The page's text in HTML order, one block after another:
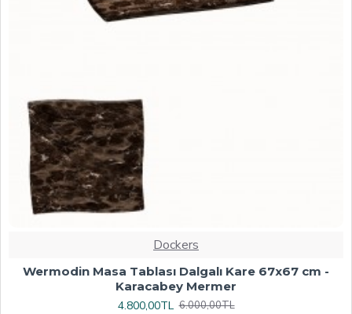
Dockers
Werzalit, Allzalit veya Wermodin Masa Tablası
70X120 - Afyon Mermer
6.080,00TL 7.600,00TL